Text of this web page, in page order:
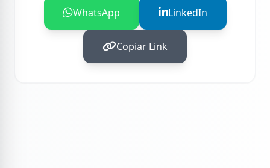
WhatsApp LinkedIn
Copiar Link